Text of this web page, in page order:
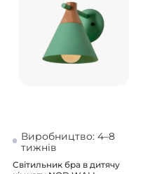
Виробництво: 4–8
тижнів
Світильник бра в дитячу